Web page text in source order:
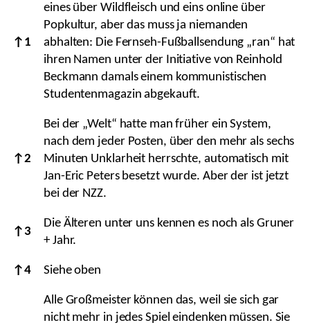
↑ 1
eines über Wildfleisch und eins online über
Popkultur, aber das muss ja niemanden
abhalten: Die Fernseh-Fußballsendung „ran“ hat
ihren Namen unter der Initiative von Reinhold
Beckmann damals einem kommunistischen
Studentenmagazin abgekauft.
↑2
Bei der „Welt“ hatte man früher ein System,
nach dem jeder Posten, über den mehr als sechs
Minuten Unklarheit herrschte, automatisch mit
Jan-Eric Peters besetzt wurde. Aber der ist jetzt
bei der NZZ.
↑ 3
Die Älteren unter uns kennen es noch als Gruner
+ Jahr.
↑4 Siehe oben
Alle Großmeister können das, weil sie sich gar
nicht mehr in jedes Spiel eindenken müssen. Sie